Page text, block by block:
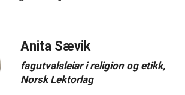
Anita Sævik
fagutvalsleiar i religion og etikk,
Norsk Lektorlag